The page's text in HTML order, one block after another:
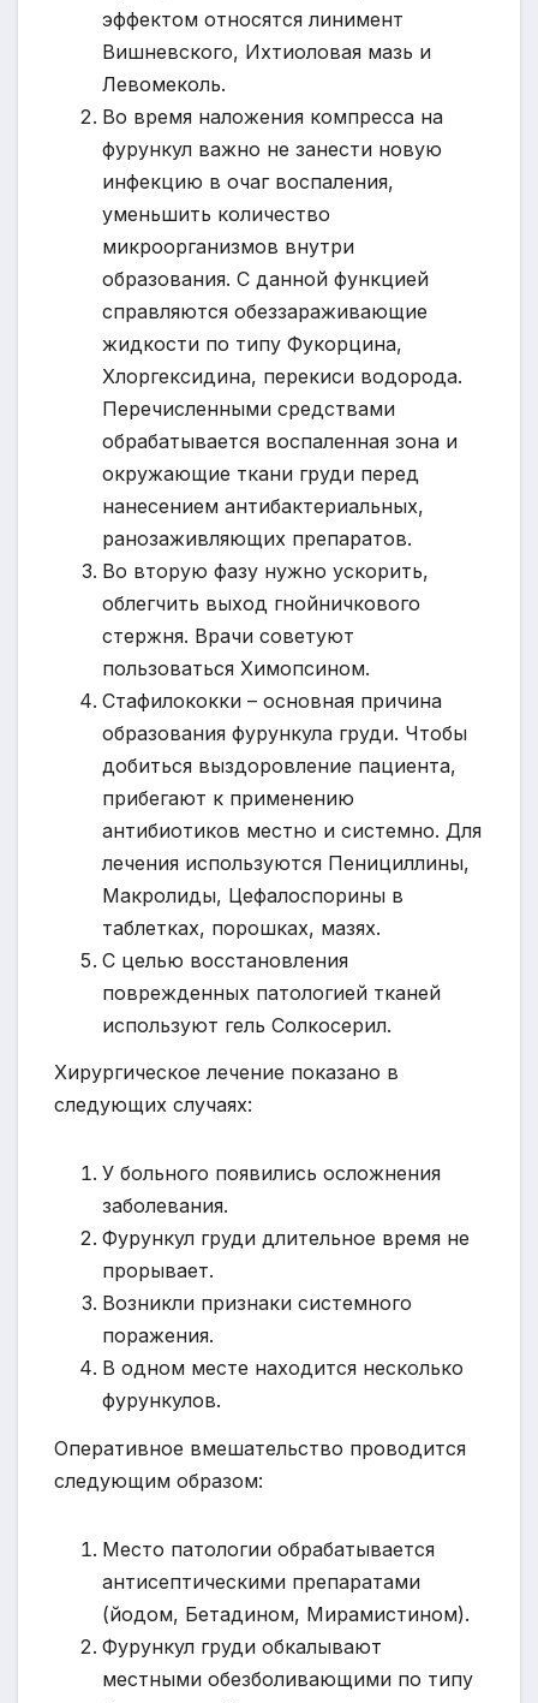
эффектом относятся линимент
Вишневского, Ихтиоловая мазь и
Левомеколь.
Во время наложения компресса на
фурункул важно не занести новую
инфекцию в очаг воспаления,
уменьшить количество
микроорганизмов внутри
образования. С данной функцией
справляются обеззараживающие
жидкости по типу Фукорцина,
Хлоргексидина, перекиси водорода.
Перечисленными средствами
обрабатывается воспаленная зона и
окружающие ткани груди перед
нанесением антибактериальных,
ранозаживляющих препаратов.
Во вторую фазу нужно ускорить,
облегчить выход гнойничкового
стержня. Врачи советуют
пользоваться Химопсином.
Стафилококки – основная причина
образования фурункула груди. Чтобы
добиться выздоровление пациента,
прибегают к применению
антибиотиков местно и системно. Для
лечения используются Пенициллины,
Макролиды, Цефалоспорины в
таблетках, порошках, мазях.
С целью восстановления
поврежденных патологией тканей
используют гель Солкосерил.
Хирургическое лечение показано в
следующих случаях:
У больного появились осложнения
заболевания.
Фурункул груди длительное время не
прорывает.
Возникли признаки системного
поражения.
В одном месте находится несколько
фурункулов.
Оперативное вмешательство проводится
следующим образом:
Место патологии обрабатывается
антисептическими препаратами
(йодом, Бетадином, Мирамистином).
Фурункул груди обкалывают
местными обезболивающими по типу